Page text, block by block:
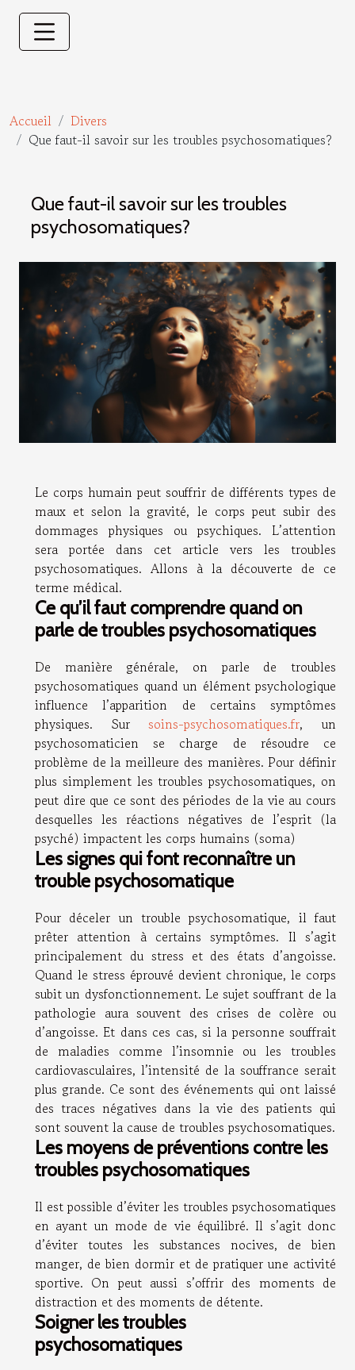
Accueil
Divers
Que faut-il savoir sur les troubles psychosomatiques?
Que faut-il savoir sur les troubles
psychosomatiques?
Le corps humain peut souffrir de différents types de
maux et selon la gravité, le corps peut subir des
dommages physiques ou psychiques. L’attention
sera portée dans cet article vers les troubles
psychosomatiques. Allons à la découverte de ce
terme médical.
Ce qu’il faut comprendre quand on
parle de troubles psychosomatiques
De manière générale, on parle de troubles
psychosomatiques quand un élément psychologique
influence l’apparition de certains symptômes
physiques. Sursoins-psychosomatiques.fr, un
psychosomaticien se charge de résoudre ce
problème de la meilleure des manières. Pour définir
plus simplement les troubles psychosomatiques, on
peut dire que ce sont des périodes de la vie au cours
desquelles les réactions négatives de l’esprit (la
psyché) impactent les corps humains (soma)
Les signes qui font reconnaître un
trouble psychosomatique
Pour déceler un trouble psychosomatique, il faut
prêter attention à certains symptômes. Il s’agit
principalement du stress et des états d’angoisse.
Quand le stress éprouvé devient chronique, le corps
subit un dysfonctionnement. Le sujet souffrant de la
pathologie aura souvent des crises de colère ou
d’angoisse. Et dans ces cas, si la personne souffrait
de maladies comme l’insomnie ou les troubles
cardiovasculaires, l’intensité de la souffrance serait
plus grande. Ce sont des événements qui ont laissé
des traces négatives dans la vie des patients qui
sont souvent la cause de troubles psychosomatiques.
Les moyens de préventions contre les
troubles psychosomatiques
Il est possible d’éviter les troubles psychosomatiques
en ayant un mode de vie équilibré. Il s’agit donc
d’éviter toutes les substances nocives, de bien
manger, de bien dormir et de pratiquer une activité
sportive. On peut aussi s’offrir des moments de
distraction et des moments de détente.
Soigner les troubles
psychosomatiques